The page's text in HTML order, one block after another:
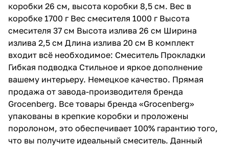
коробки 26 см, высота коробки 8,5 см. Вес в
коробке 1700 г Вес смесителя 1000 г Высота
смесителя 37 см Высота излива 26 см Ширина
излива 2,5 см Длина излива 20 см В комплект
входит всё необходимое: Смеситель Прокладки
Гибкая подводка Стильное и яркое дополнение
вашему интерьеру. Немецкое качество. Прямая
продажа от завода-производителя бренда
Grocenberg. Все товары бренда «Grocenberg»
упакованы в крепкие коробки и проложены
поролоном, это обеспечивает 100% гарантию того,
что вы получите идеальный смеситель. Данный